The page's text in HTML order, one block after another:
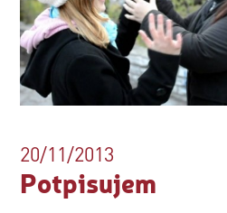
20/11/2013
Potpisujem